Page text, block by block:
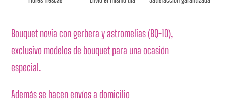
Bouquet novia con gerbera y astromelias (BQ-10),
exclusivo modelos de bouquet para una ocasión
especial.
Además se hacen envíos a domicilio